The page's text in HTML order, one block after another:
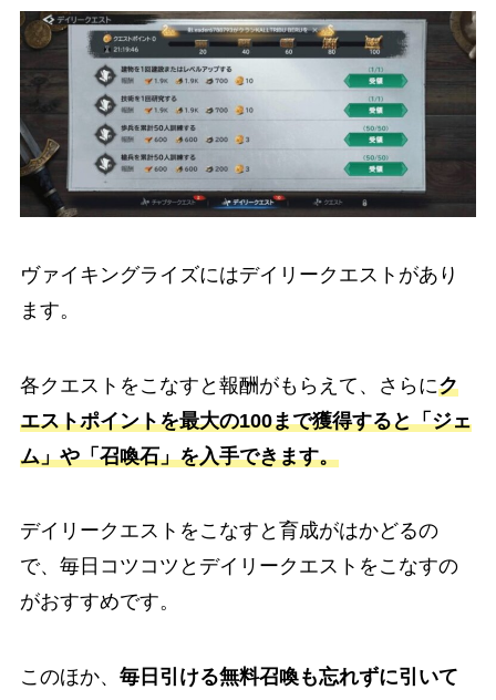
ヴァイキングライズにはデイリークエストがあり
ます。
各クエストをこなすと報酬がもらえて、さらにク
エストポイントを最大の100まで獲得すると「ジェ
ム」や「召喚石」を入手できます。
デイリークエストをこなすと育成がはかどるの
で、毎日コツコツとデイリークエストをこなすの
がおすすめです。
このほか、 毎日引ける無料召喚も忘れずに引いて